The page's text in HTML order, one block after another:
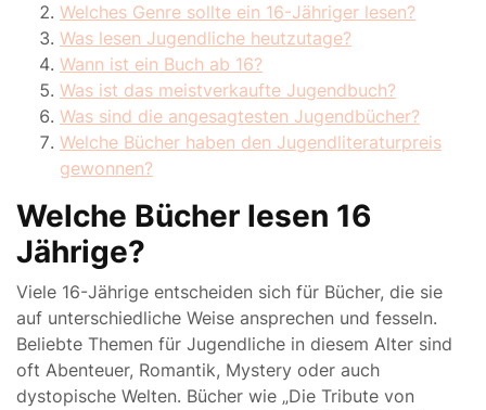
Welches Genre sollte ein 16-Jähriger lesen?
Was lesen Jugendliche heutzutage?
Wann ist ein Buch ab 16?
Was ist das meistverkaufte Jugendbuch?
Was sind die angesagtesten Jugendbücher?
Welche Bücher haben den Jugendliteraturpreis
gewonnen?
Welche Bücher lesen 16
Jährige?
Viele 16-Jährige entscheiden sich für Bücher, die sie
auf unterschiedliche Weise ansprechen und fesseln.
Beliebte Themen für Jugendliche in diesem Alter sind
oft Abenteuer, Romantik, Mystery oder auch
dystopische Welten. Bücher wie „Die Tribute von